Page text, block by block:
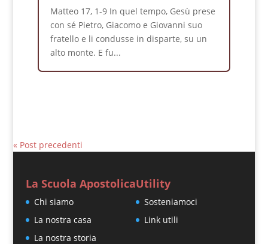
Matteo 17, 1-9 In quel tempo, Gesù prese
con sé Pietro, Giacomo e Giovanni suo
fratello e li condusse in disparte, su un
alto monte. E fu...
« Post precedenti
La Scuola Apostolica
Chi siamo
La nostra casa
La nostra storia
Utility
Sosteniamoci
Link utili